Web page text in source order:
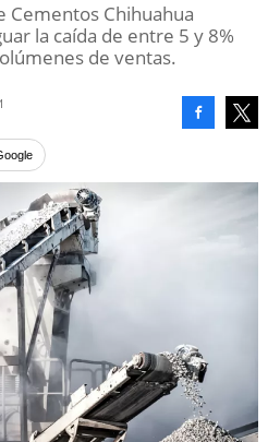
Cementos Chihuahua
la caída de entre 5 y 8%
de ventas.